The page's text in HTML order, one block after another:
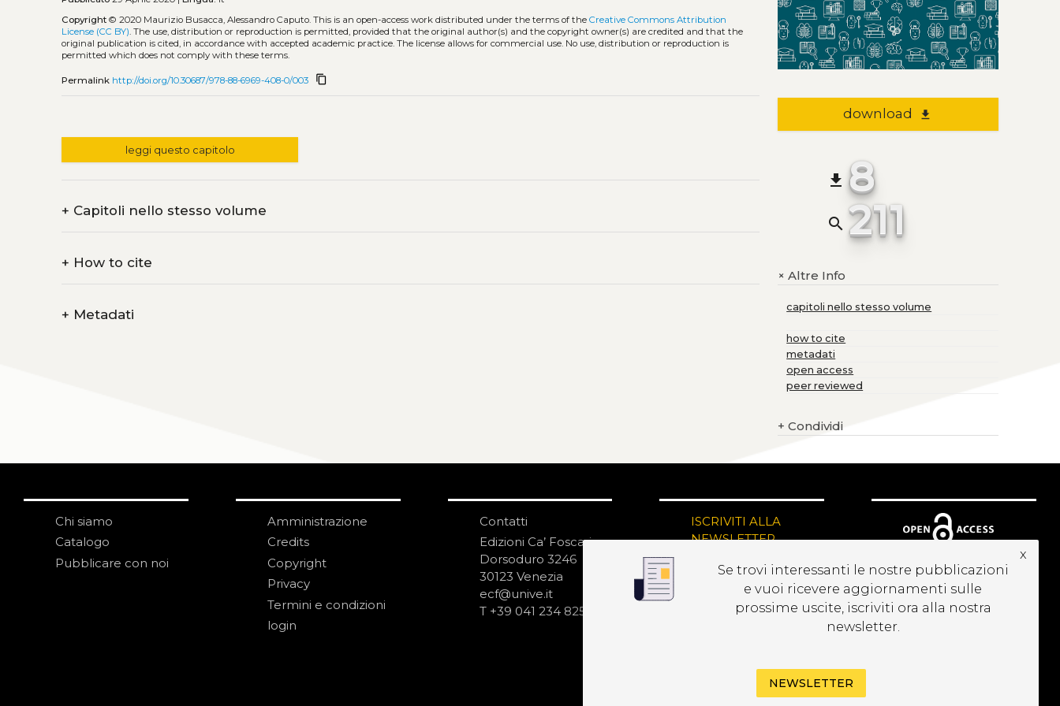
Copyright © 2020 Maurizio Busacca, Alessandro Caputo.This is an open-access work distributed under the terms of theCreative Commons Attribution
License (CC BY). The use, distribution or reproduction is permitted, provided that the original author(s) and the copyright owner(s) are credited and that the
original publication is cited, in accordance with accepted academic practice. The license allows for commercial use. No use, distribution or reproduction is
permitted which does not comply with these terms.
Permalink http://doi.org/10.30687/978-88-6969-408-0/003 content_copy
leggi questo capitolo
+ Capitoli nello stesso volume
+ How to cite
+ Metadati
download file_download
file_download 8
search 211
+Altre Info
capitoli nello stesso volume
how to cite
metadati
open access
peer reviewed
+ Condividi
Chi siamo
Catalogo
Pubblicare con noi
Amministrazione
Credits
Copyright
Privacy
Termini e condizioni
login
Contatti
Edizioni Ca’ Foscari
Dorsoduro 3246
30123 Venezia
ecf@unive.it
T +39 041 234 8250
ISCRIVITI ALLA
NEWSLETTER
Se trovi interessanti le nostre pubblicazioni
e vuoi ricevere aggiornamenti sulle
prossime uscite, iscriviti ora alla nostra
newsletter.
x
NEWSLETTER